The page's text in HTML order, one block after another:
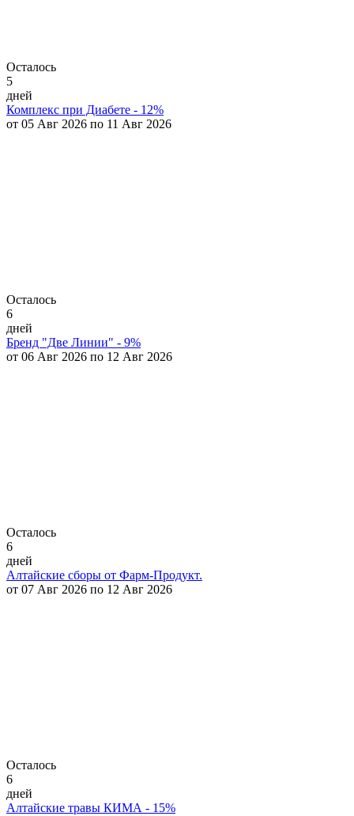
Осталось
5
дней
Комплекс при Диабете - 12%
от 05 Авг 2026 по 11 Авг 2026
Осталось
6
дней
Бренд "Две Линии" - 9%
от 06 Авг 2026 по 12 Авг 2026
Осталось
6
дней
Алтайские сборы от Фарм-Продукт.
от 07 Авг 2026 по 12 Авг 2026
Осталось
6
дней
Алтайские травы КИМА - 15%